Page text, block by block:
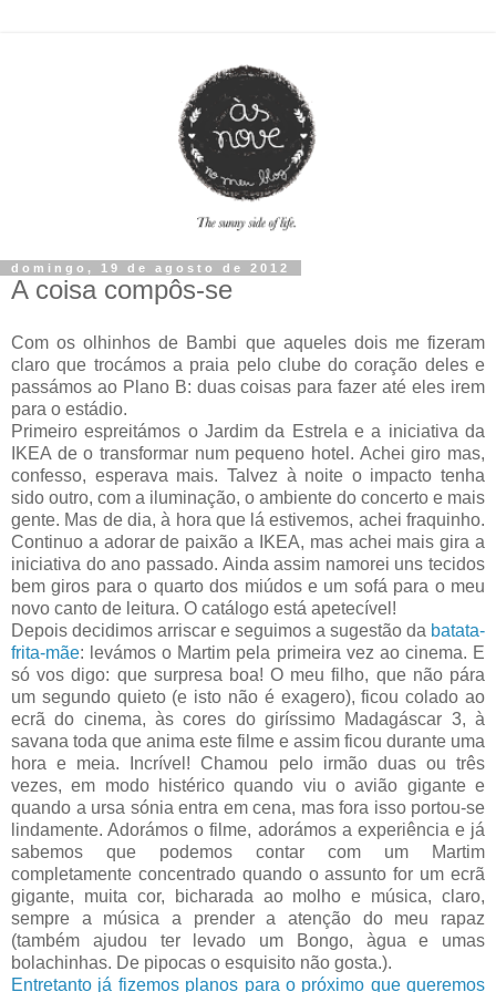
domingo, 19 de agosto de 2012
A coisa compôs-se
Com os olhinhos de Bambi que aqueles dois me fizeram
claro que trocámos a praia pelo clube do coração deles e
passámos ao Plano B: duas coisas para fazer até eles irem
para o estádio.
Primeiro espreitámos o Jardim da Estrela e a iniciativa da
IKEA de o transformar num pequeno hotel. Achei giro mas,
confesso, esperava mais. Talvez à noite o impacto tenha
sido outro, com a iluminação, o ambiente do concerto e mais
gente. Mas de dia, à hora que lá estivemos, achei fraquinho.
Continuo a adorar de paixão a IKEA, mas achei mais gira a
iniciativa do ano passado. Ainda assim namorei uns tecidos
bem giros para o quarto dos miúdos e um sofá para o meu
novo canto de leitura. O catálogo está apetecível!
Depois decidimos arriscar e seguimos a sugestão da batata-
frita-mãe: levámos o Martim pela primeira vez ao cinema. E
só vos digo: que surpresa boa! O meu filho, que não pára
um segundo quieto (e isto não é exagero), ficou colado ao
ecrã do cinema, às cores do giríssimo Madagáscar 3, à
savana toda que anima este filme e assim ficou durante uma
hora e meia. Incrível! Chamou pelo irmão duas ou três
vezes, em modo histérico quando viu o avião gigante e
quando a ursa sónia entra em cena, mas fora isso portou-se
lindamente. Adorámos o filme, adorámos a experiência e já
sabemos que podemos contar com um Martim
completamente concentrado quando o assunto for um ecrã
gigante, muita cor, bicharada ao molho e música, claro,
sempre a música a prender a atenção do meu rapaz
(também ajudou ter levado um Bongo, àgua e umas
bolachinhas. De pipocas o esquisito não gosta.).
Entretanto já fizemos planos para o próximo que queremos